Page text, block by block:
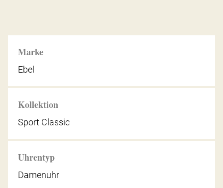
Marke
Ebel
Kollektion
Sport Classic
Uhrentyp
Damenuhr